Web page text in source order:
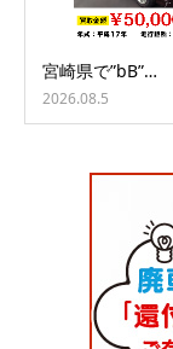
宮崎県で”bB”…
2026.08.5